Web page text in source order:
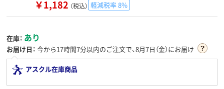
￥1,182 （税込） 軽減税率 8%
在庫： あり
お届け日： 今から17時間7分以内のご注文で、8月7日（金）にお届け
アスクル在庫商品